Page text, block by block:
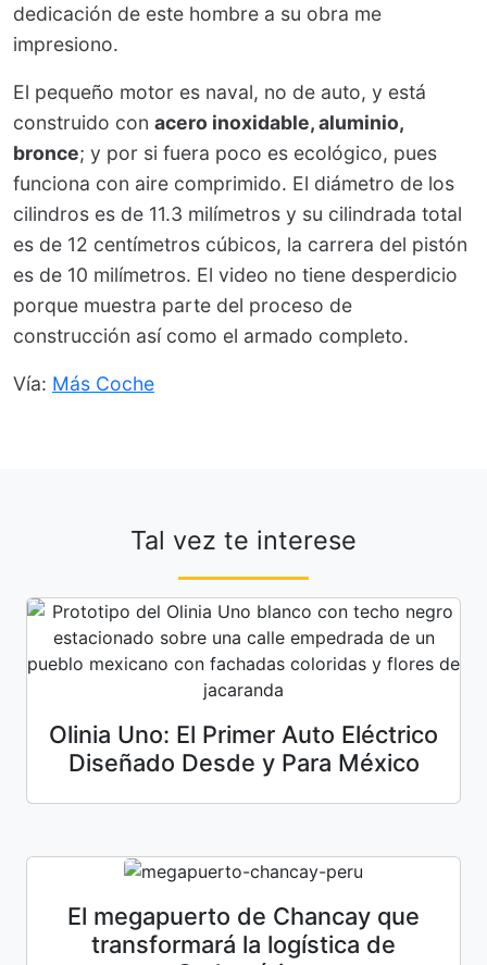
dedicación de este hombre a su obra me
impresiono.
El pequeño motor es naval, no de auto, y está
construido con acero inoxidable, aluminio,
bronce; y por si fuera poco es ecológico, pues
funciona con aire comprimido. El diámetro de los
cilindros es de 11.3 milímetros y su cilindrada total
es de 12 centímetros cúbicos, la carrera del pistón
es de 10 milímetros. El video no tiene desperdicio
porque muestra parte del proceso de
construcción así como el armado completo.
Vía: Más Coche
Tal vez te interese
Olinia Uno: El Primer Auto Eléctrico
Diseñado Desde y Para México
El megapuerto de Chancay que
transformará la logística de